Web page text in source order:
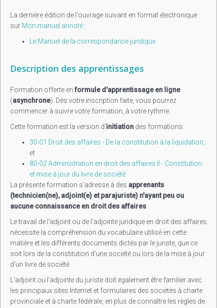
La dernière édition de l'ouvrage suivant en format électronique
sur Mon manuel annoté :
Le Manuel de la correspondance juridique
Description des apprentissages
Formation offerte en formule d'apprentissage en ligne
(asynchrone). Dès votre inscription faite, vous pourrez
commencer à suivre votre formation, à votre rythme.
Cette formation est la version d'initiation des formations:
30-01 Droit des affaires - De la constitution à la liquidation;
et
80-02 Administration en droit des affaires II - Constitution
et mise à jour du livre de société
La présente formation s'adresse à des apprenants
(technicien(ne), adjoint(e) et parajuriste) n'ayant peu ou
aucune connaissance en droit des affaires
Le travail de l'adjoint ou de l'adjointe juridique en droit des affaires
nécessite la compréhension du vocabulaire utilisé en cette
matière et les différents documents dictés par le juriste, que ce
soit lors de la constitution d'une société ou lors de la mise à jour
d'un livre de société.
L'adjoint ou l'adjointe du juriste doit également être familier avec
les principaux sites Internet et formulaires des sociétés à charte
provinciale et à charte fédérale, en plus de connaître les règles de